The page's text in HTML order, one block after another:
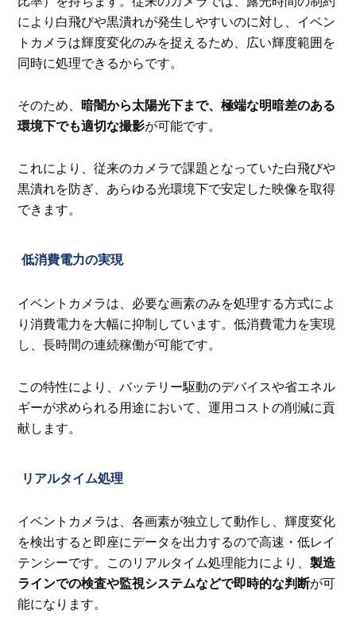
により白飛びや黒潰れが発生しやすいのに対し、イベン
トカメラは輝度変化のみを捉えるため、広い輝度範囲を
同時に処理できるからです。
そのため、暗闇から太陽光下まで、極端な明暗差のある
環境下でも適切な撮影が可能です。
これにより、従来のカメラで課題となっていた白飛びや
黒潰れを防ぎ、あらゆる光環境下で安定した映像を取得
できます。
低消費電力の実現
イベントカメラは、必要な画素のみを処理する方式によ
り消費電力を大幅に抑制しています。低消費電力を実現
し、長時間の連続稼働が可能です。
この特性により、バッテリー駆動のデバイスや省エネル
ギーが求められる用途において、運用コストの削減に貢
献します。
リアルタイム処理
イベントカメラは、各画素が独立して動作し、輝度変化
を検出すると即座にデータを出力するので高速・低レイ
テンシーです。このリアルタイム処理能力により、製造
ラインでの検査や監視システムなどで即時的な判断が可
能になります。